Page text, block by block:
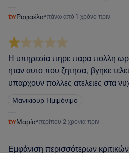
Ραφαέλα•πάνω από 1 χρόνο πριν
Η υπηρεσία πηρε παρα πολλη
ηταν αυτο που ζητησα, βγηκε
υπαρχουν πολλες ατελειες στα
Μανικιούρ Ημιμόνιμο
Μαρία•περίπου 2 χρόνια πριν
Εμφάνιση περισσότερων κριτικών